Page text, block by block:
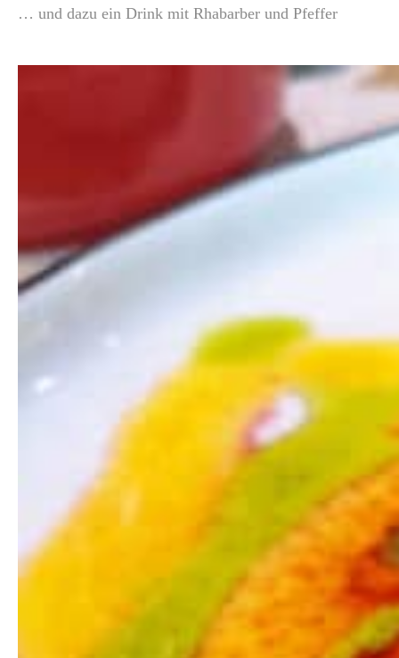
… und dazu ein Drink mit Rhabarber und Pfeffer